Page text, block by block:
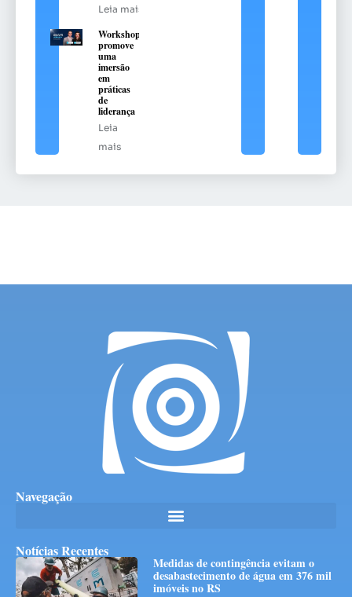
Leia mais
Workshop
promove
uma
imersão
em
práticas
de
liderança
Leia
mais
Navegação
Notícias Recentes
Medidas de contingência evitam o
desabastecimento de água em 376 mil
imóveis no RS